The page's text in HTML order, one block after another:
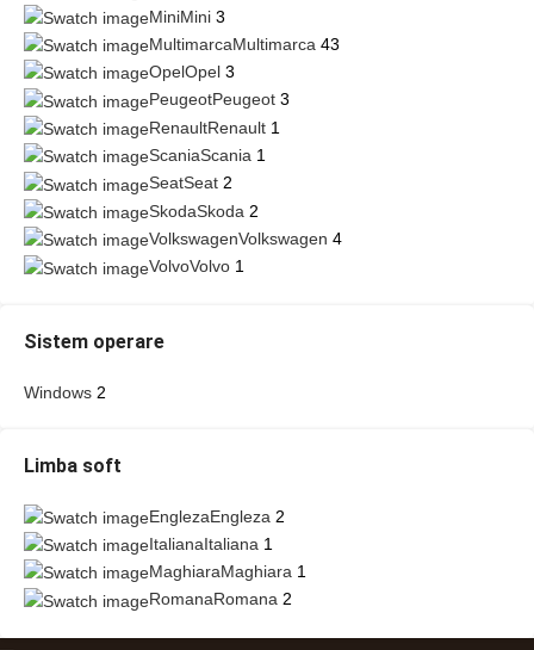
MiniMini 3
MultimarcaMultimarca 43
OpelOpel 3
PeugeotPeugeot 3
RenaultRenault 1
ScaniaScania 1
SeatSeat 2
SkodaSkoda 2
VolkswagenVolkswagen 4
VolvoVolvo 1
Sistem operare
Windows 2
Limba soft
EnglezaEngleza 2
ItalianaItaliana 1
MaghiaraMaghiara 1
RomanaRomana 2